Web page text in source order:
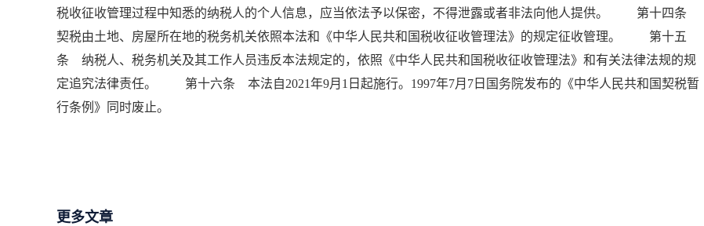
税收征收管理过程中知悉的纳税人的个人信息，应当依法予以保密，不得泄露或者非法向他人提供。 第十四条
契税由土地、房屋所在地的税务机关依照本法和《中华人民共和国税收征收管理法》的规定征收管理。 第十五
条 纳税人、税务机关及其工作人员违反本法规定的，依照《中华人民共和国税收征收管理法》和有关法律法规的规
定追究法律责任。 第十六条 本法自2021年9月1日起施行。1997年7月7日国务院发布的《中华人民共和国契税暂
行条例》同时废止。
更多文章